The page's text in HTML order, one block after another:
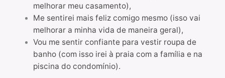
melhorar meu casamento),
Me sentirei mais feliz comigo mesmo (isso vai
melhorar a minha vida de maneira geral),
Vou me sentir confiante para vestir roupa de
banho (com isso irei à praia com a família e na
piscina do condomínio).